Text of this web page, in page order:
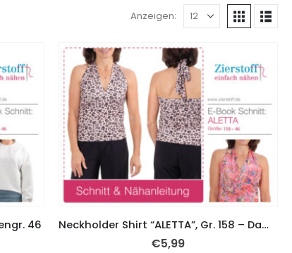
Anzeigen:
46 Neckholder Shirt “ALETTA”, Gr. 158 – Damengr. 46
€5,99